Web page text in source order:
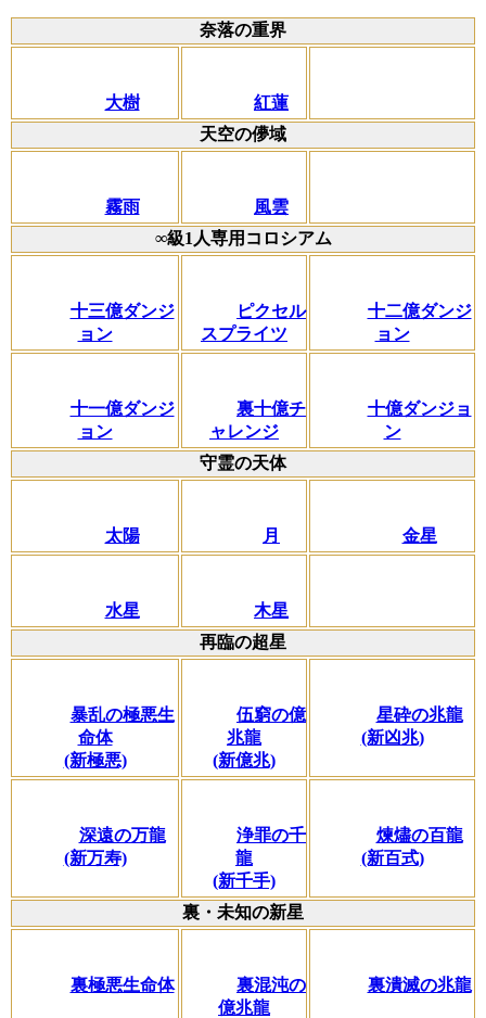
奈落の重界
大樹
紅蓮
天空の儚域
霧雨
風雲
∞級1人専用コロシアム
十三億ダンジ
ョン
ピクセル
スプライツ
十二億ダンジ
ョン
十一億ダンジ
ョン
裏十億チ
ャレンジ
十億ダンジョ
ン
守霊の天体
太陽 月 金星
水星
木星
再臨の超星
暴乱の極悪生
命体
(新極悪)
伍窮の億
兆龍
(新億兆)
星砕の兆龍
(新凶兆)
深遠の万龍
(新万寿)
浄罪の千
龍
(新千手)
煉燼の百龍
(新百式)
裏・未知の新星
裏極悪生命体
裏混沌の
億兆龍
裏潰滅の兆龍